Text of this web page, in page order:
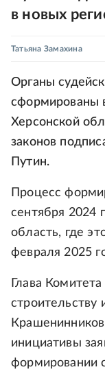
в новых
Татьяна Замахина
Органы
сформированы
Херсонской
законов
Путин.
Процесс
сентября 2024
область, где
февраля 2025
Глава
строительству
инициативы
формировании